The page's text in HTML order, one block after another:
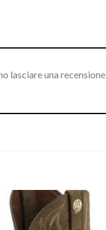
lasciare una recensione.